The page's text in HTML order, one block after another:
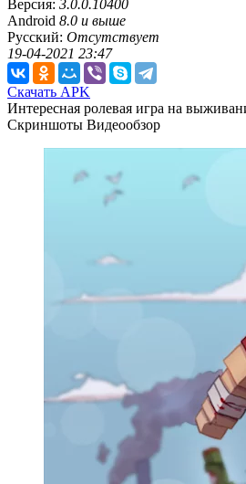
Версия: 3.0.0.10400
Android 8.0 и выше
Русский: Отсутствует
19-04-2021 23:47
Скачать APK
Интересная ролевая игра на
Скриншоты Видеообзор